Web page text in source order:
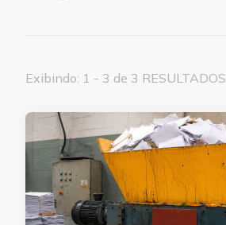
Exibindo: 1 - 3 de 3 RESULTADOS